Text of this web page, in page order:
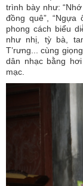
trình bày như:
đồng quê”, “Ngựa
phong cách biểu
như nhị, tỳ bà,
T’rưng... cùng
dân nhạc bằng
mạc.